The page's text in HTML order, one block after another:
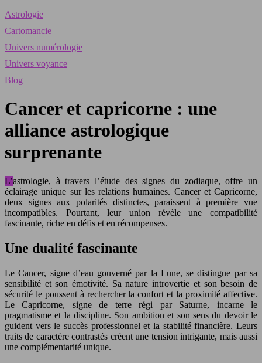
Astrologie
Cartomancie
Univers numérologie
Univers voyance
Blog
Cancer et capricorne : une
alliance astrologique
surprenante
L’astrologie, à travers l’étude des signes du zodiaque, offre un
éclairage unique sur les relations humaines. Cancer et Capricorne,
deux signes aux polarités distinctes, paraissent à première vue
incompatibles. Pourtant, leur union révèle une compatibilité
fascinante, riche en défis et en récompenses.
Une dualité fascinante
Le Cancer, signe d’eau gouverné par la Lune, se distingue par sa
sensibilité et son émotivité. Sa nature introvertie et son besoin de
sécurité le poussent à rechercher la confort et la proximité affective.
Le Capricorne, signe de terre régi par Saturne, incarne le
pragmatisme et la discipline. Son ambition et son sens du devoir le
guident vers le succès professionnel et la stabilité financière. Leurs
traits de caractère contrastés créent une tension intrigante, mais aussi
une complémentarité unique.